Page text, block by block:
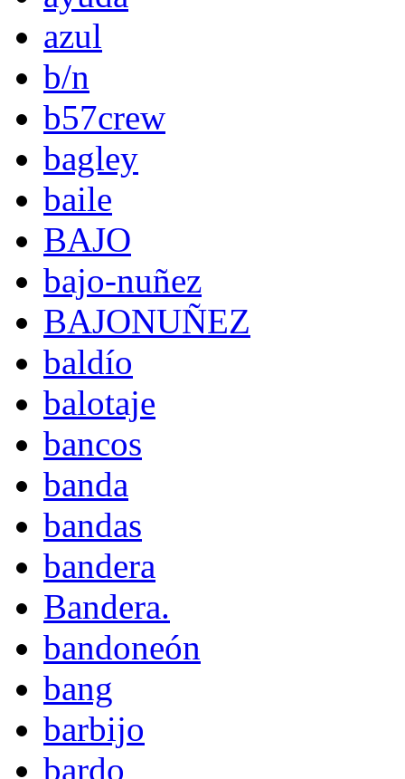
azul
b/n
b57crew
bagley
baile
BAJO
bajo-nuñez
BAJONUÑEZ
baldío
balotaje
bancos
banda
bandas
bandera
Bandera.
bandoneón
bang
barbijo
bardo